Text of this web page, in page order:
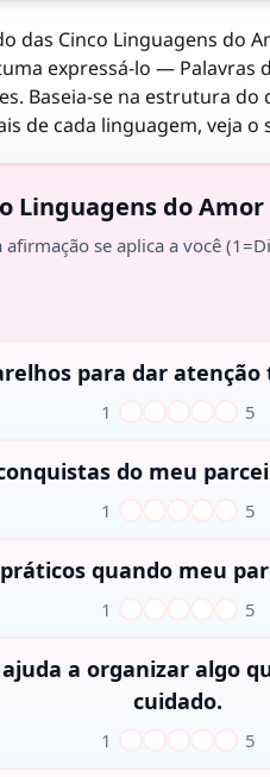
das Cinco Linguagens do
expressá-lo — Palavras
Baseia-se na estrutura
de cada linguagem, veja
Linguagens do
afirmação se aplica a você
para dar
1 5
do meu
1 5
quando meu
1 5
a organizar algo
cuidado.
1 5